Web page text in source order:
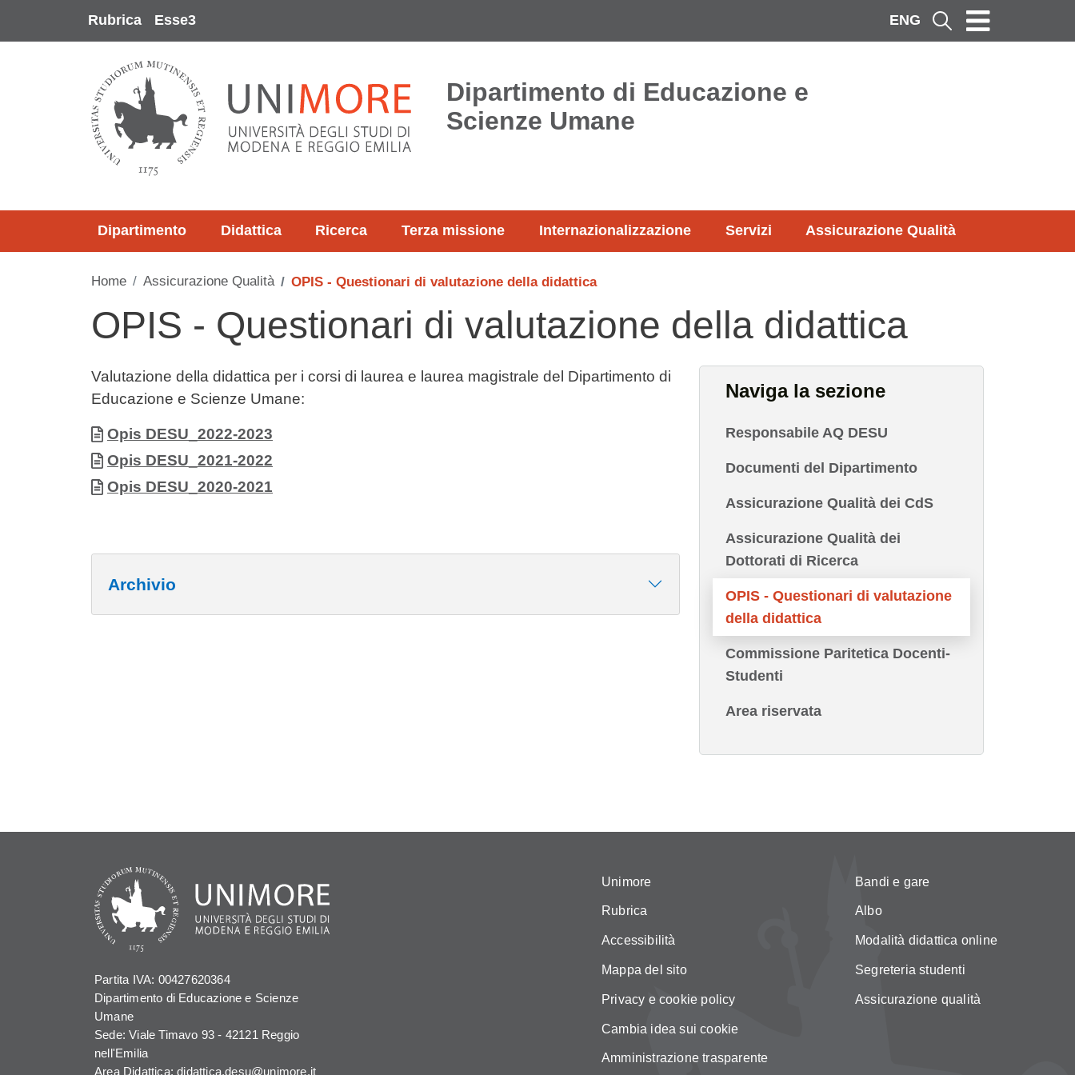
Rubrica Esse3 ENG Cerca
Dipartimento di Educazione e
Scienze Umane
Dipartimento Didattica Ricerca Terza missione Internazionalizzazione Servizi Assicurazione Qualità
Home Assicurazione Qualità OPIS - Questionari di valutazione della didattica
OPIS - Questionari di valutazione della didattica
Contenuto
Valutazione della didattica per i corsi di laurea e laurea magistrale del Dipartimento di
Educazione e Scienze Umane:
Allegati
Documento
Opis DESU_2022-2023
Documento
Opis DESU_2021-2022
Documento
Opis DESU_2020-2021
Archivio
Naviga la sezione
Responsabile AQ DESU
Documenti del Dipartimento
Assicurazione Qualità dei CdS
Assicurazione Qualità dei
Dottorati di Ricerca
OPIS - Questionari di valutazione
della didattica
Commissione Paritetica Docenti-
Studenti
Area riservata
Partita IVA: 00427620364
Dipartimento di Educazione e Scienze
Umane
Sede: Viale Timavo 93 - 42121 Reggio
nell'Emilia
Area Didattica: didattica.desu@unimore.it
Unimore
Rubrica
Accessibilità
Mappa del sito
Privacy e cookie policy
Cambia idea sui cookie
Amministrazione trasparente
Bandi e gare
Albo
Modalità didattica online
Segreteria studenti
Assicurazione qualità